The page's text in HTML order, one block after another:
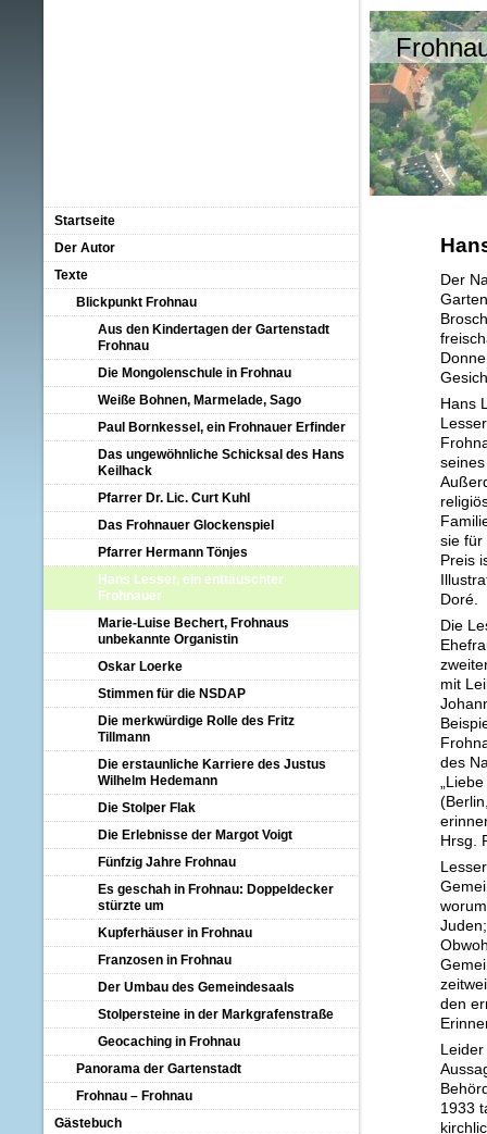
Der
Hans
sie für
Preis
Doré.
Die
mit
des
Hrsg.
den
1933
Startseite
Der Autor
Texte
Blickpunkt Frohnau
Aus den Kindertagen der Gartenstadt
Frohnau
Die Mongolenschule in Frohnau
Weiße Bohnen, Marmelade, Sago
Paul Bornkessel, ein Frohnauer Erfinder
Das ungewöhnliche Schicksal des Hans
Keilhack
Pfarrer Dr. Lic. Curt Kuhl
Das Frohnauer Glockenspiel
Pfarrer Hermann Tönjes
Hans Lesser, ein enttäuschter
Frohnauer
Marie-Luise Bechert, Frohnaus
unbekannte Organistin
Oskar Loerke
Stimmen für die NSDAP
Die merkwürdige Rolle des Fritz
Tillmann
Die erstaunliche Karriere des Justus
Wilhelm Hedemann
Die Stolper Flak
Die Erlebnisse der Margot Voigt
Fünfzig Jahre Frohnau
Es geschah in Frohnau: Doppeldecker
stürzte um
Kupferhäuser in Frohnau
Franzosen in Frohnau
Der Umbau des Gemeindesaals
Stolpersteine in der Markgrafenstraße
Geocaching in Frohnau
Panorama der Gartenstadt
Frohnau – Frohnau
Gästebuch